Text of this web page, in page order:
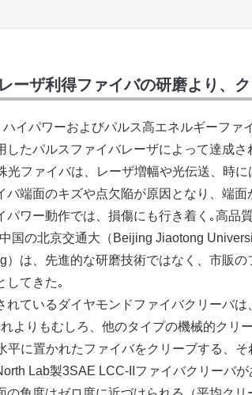
ーザ利得ファイバの研磨より、
イパワーおよびパルス高エネルギーフ
したパルスファイバレーザによって達成
光ファイバは、レーザ増幅や光伝送、時
バ端面のキズや点欠陥が原因となり、端
パワー動作では、損傷にも行き着く｡高品
国の北京交通大（Beijing Jiaotong
）は、先進的な研磨技術ではなく、市販
してきた｡
ているダイヤモンドファイバクリーバ
よりもむしろ、他のタイプの機械的クリ
平に置かれたファイバをクリーブする、
Lab製3SAE LCC-IIファイバクリーバ